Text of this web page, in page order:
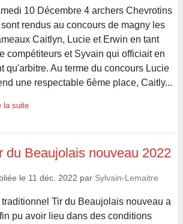
10 Décembre 4 archers Chevrotins
rendus au concours de magny les
Caitlyn, Lucie et Erwin en tant
compétiteurs et Syvain qui officiait en
qu'arbitre. Au terme du concours Lucie
une respectable 6ème place, Caitly...
la suite
du Beaujolais nouveau 2022
le 11 déc. 2022 par Sylvain-Lemaitre
traditionnel Tir du Beaujolais nouveau a
pu avoir lieu dans des conditions